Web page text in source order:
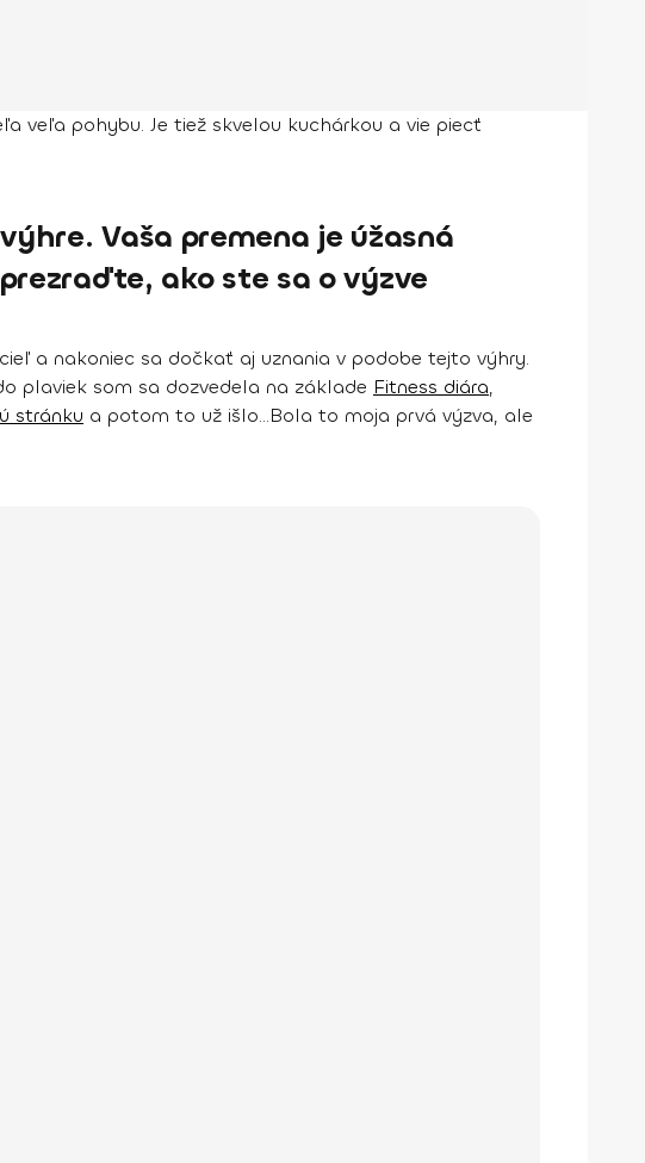
veľa pohybu. Je tiež skvelou kuchárkou a vie piecť
Vaša premena je úžasná
ako ste sa o výzve
a nakoniec sa dočkať aj uznania v podobe tejto výhry.
plaviek som sa dozvedela na základe Fitness diára,
stránku a potom to už išlo...Bola to moja prvá výzva, ale